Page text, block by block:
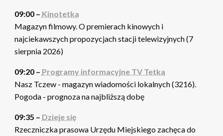
09:00 – Kinotetka
Magazyn filmowy. O premierach kinowych i
najciekawszych propozycjach stacji telewizyjnych (7
sierpnia 2026)
09:20 – Programy informacyjne TV Tetka
Nasz Tczew - magazyn wiadomości lokalnych (3216).
Pogoda - prognoza na najbliższą dobę
09:35 – Dzieje się
Rzeczniczka prasowa Urzędu Miejskiego zachęca do